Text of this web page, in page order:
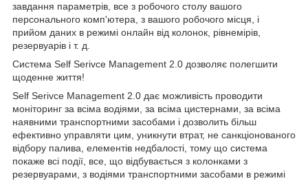
завдання параметрів, все з робочого столу вашого
персонального комп'ютера, з вашого робочого місця, і
прийом даних в режимі онлайн від колонок, рівнемірів,
резервуарів і т. д.
Система Self Serivce Management 2.0 дозволяє полегшити
щоденне життя!
Self Serivce Management 2.0 дає можливість проводити
моніторинг за всіма водіями, за всіма цистернами, за всіма
наявними транспортними засобами і дозволить більш
ефективно управляти цим, уникнути втрат, не санкціонованого
відбору палива, елементів недбалості, тому що система
покаже всі події, все, що відбувається з колонками з
резервуарами, з водіями транспортними засобами в режимі